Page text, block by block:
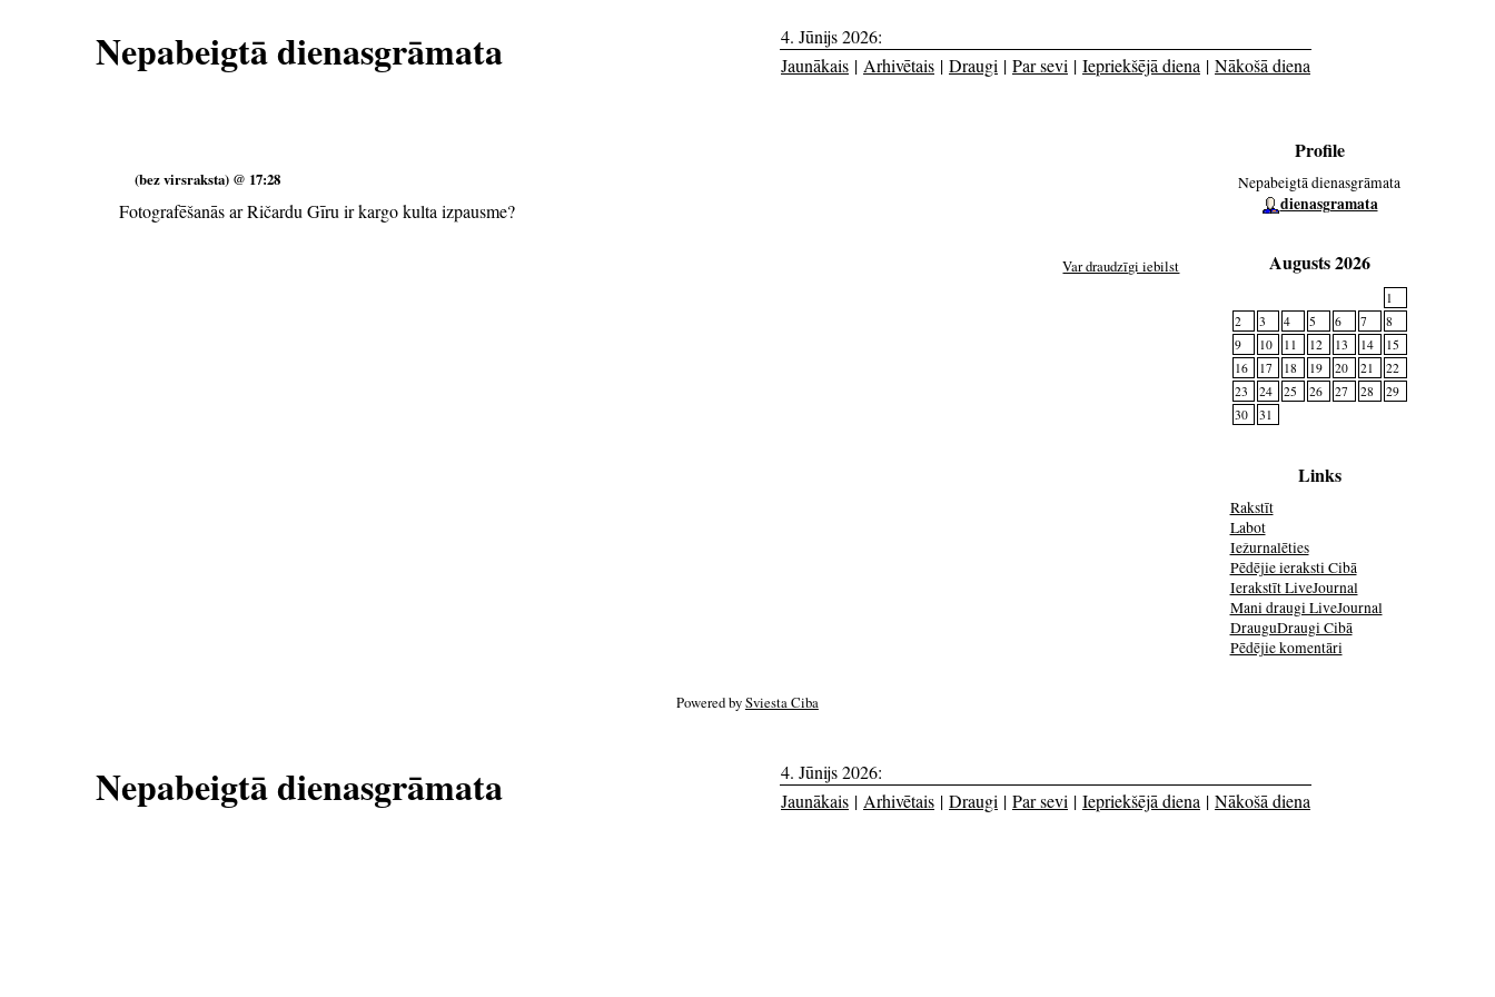
Nepabeigtā dienasgrāmata
4. Jūnijs 2026:
Jaunākais | Arhivētais | Draugi | Par sevi | Iepriekšējā diena | Nākošā diena
(bez virsraksta) @ 17:28
Fotografēšanās ar Ričardu Gīru ir kargo kulta izpausme?
Var draudzīgi iebilst
Profile
Nepabeigtā dienasgrāmata
dienasgramata
Augusts 2026
1
2
3 4 5 6 7
8
9
10 11 12 13 14
15
16
17 18 19 20 21
22
23
24 25 26 27 28
29
30
31
Links
Rakstīt
Labot
Iežurnalēties
Pēdējie ieraksti Cibā
Ierakstīt LiveJournal
Mani draugi LiveJournal
DrauguDraugi Cibā
Pēdējie komentāri
Powered bySviesta Ciba
Nepabeigtā dienasgrāmata
4. Jūnijs 2026:
Jaunākais | Arhivētais | Draugi | Par sevi | Iepriekšējā diena | Nākošā diena